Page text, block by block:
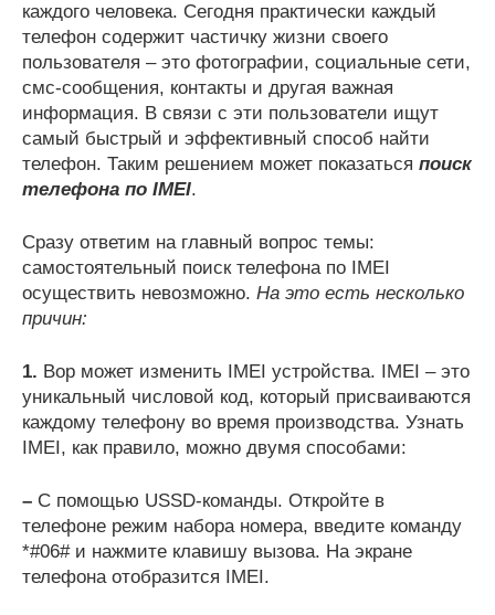
каждого человека. Сегодня практически каждый
телефон содержит частичку жизни своего
пользователя – это фотографии, социальные сети,
смс-сообщения, контакты и другая важная
информация. В связи с эти пользователи ищут
самый быстрый и эффективный способ найти
телефон. Таким решением может показаться поиск
телефона по IMEI.
Сразу ответим на главный вопрос темы:
самостоятельный поиск телефона по IMEI
осуществить невозможно. На это есть несколько
причин:
1. Вор может изменить IMEI устройства. IMEI – это
уникальный числовой код, который присваиваются
каждому телефону во время производства. Узнать
IMEI, как правило, можно двумя способами:
– С помощью USSD-команды. Откройте в
телефоне режим набора номера, введите команду
*#06# и нажмите клавишу вызова. На экране
телефона отобразится IMEI.